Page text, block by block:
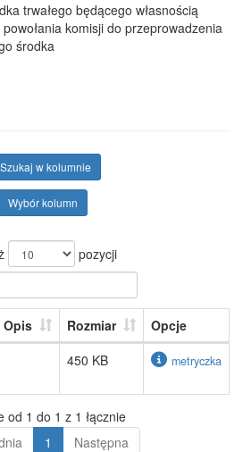
trwałego będącego własnością
komisji do przeprowadzenia
środka
Szukaj w kolumnie
Wybór kolumn
pozycji
Opis Rozmiar
Opcje
450 KB metryczka
od 1 do 1 z 1 łącznie
1 Następna